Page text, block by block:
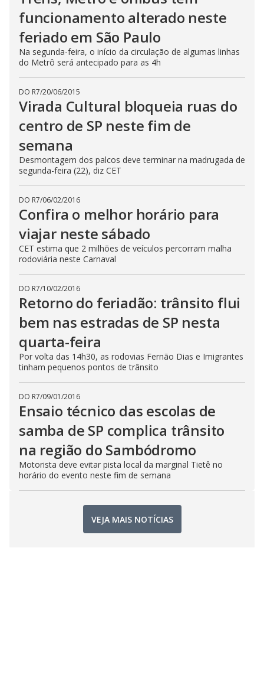
funcionamento alterado neste
feriado em São Paulo
Na segunda-feira, o início da circulação de algumas linhas
do Metrô será antecipado para as 4h
DO R7/20/06/2015
Virada Cultural bloqueia ruas do
centro de SP neste fim de
semana
Desmontagem dos palcos deve terminar na madrugada de
segunda-feira (22), diz CET
DO R7/06/02/2016
Confira o melhor horário para
viajar neste sábado
CET estima que 2 milhões de veículos percorram malha
rodoviária neste Carnaval
DO R7/10/02/2016
Retorno do feriadão: trânsito flui
bem nas estradas de SP nesta
quarta-feira
Por volta das 14h30, as rodovias Fernão Dias e Imigrantes
tinham pequenos pontos de trânsito
DO R7/09/01/2016
Ensaio técnico das escolas de
samba de SP complica trânsito
na região do Sambódromo
Motorista deve evitar pista local da marginal Tietê no
horário do evento neste fim de semana
VEJA MAIS NOTÍCIAS